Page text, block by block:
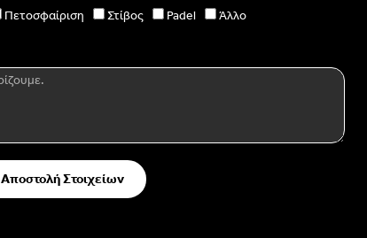
Πετοσφαίριση Στίβος Padel Άλλο
Αποστολή Στοιχείων